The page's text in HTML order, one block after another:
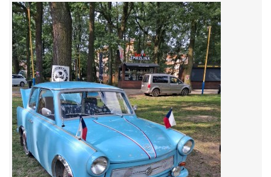
Benzín - Čas bioblaženosti přichází
Moderní nafta
Stanovy Old Fiat Clubu, z. s.
GDPR